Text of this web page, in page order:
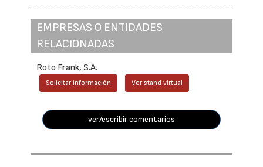
EMPRESAS O ENTIDADES
RELACIONADAS
Roto Frank, S.A.
Solicitar información Ver stand virtual
ver/escribir comentarios